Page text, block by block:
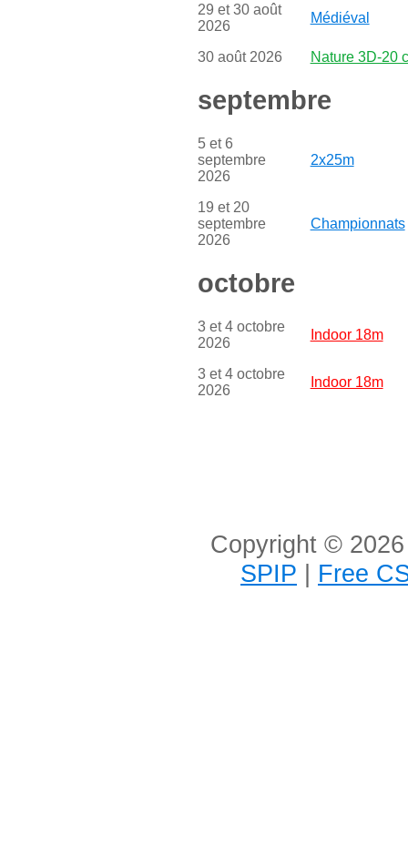
29 et 30 août
2026
Médiéval
30 août 2026 Nature 3D-20
septembre
5 et 6
septembre
2026
2x25m
19 et 20
septembre
2026
Championnats
octobre
3 et 4 octobre
2026
Indoor 18m
3 et 4 octobre
2026
Indoor 18m
Copyright ©
SPIP | Free